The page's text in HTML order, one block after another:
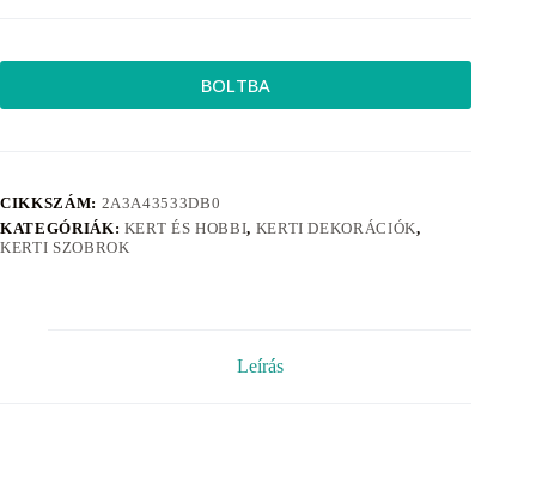
BOLTBA
CIKKSZÁM: 2A3A43533DB0
KATEGÓRIÁK: KERT ÉS HOBBI, KERTI DEKORÁCIÓK,
KERTI SZOBROK
Leírás